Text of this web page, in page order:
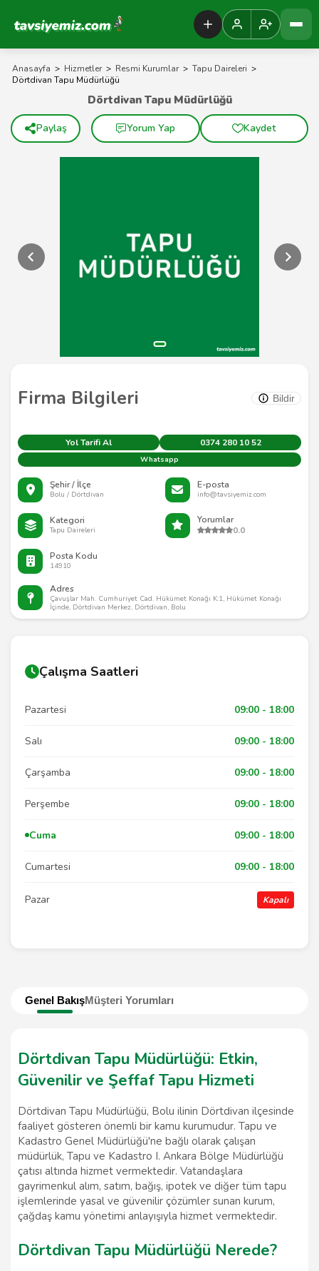
Tavsiyemiz Anasayfa
Anasayfa > Hizmetler > Resmi Kurumlar > Tapu Daireleri >
Dörtdivan Tapu Müdürlüğü
Firma Bilgileri Bildir
Yol Tarifi Al 0374 280 10 52
Whatsapp
Şehir / İlçe
Bolu / Dörtdivan
E-posta
info@tavsiyemiz.com
Kategori
Tapu Daireleri
Yorumlar
0.0
Posta Kodu
14910
Adres
Çavuşlar Mah. Cumhuriyet Cad. Hükümet Konağı K:1, Hükümet Konağı
İçinde, Dörtdivan Merkez, Dörtdivan, Bolu
Dörtdivan Tapu Müdürlüğü
Paylaş Yorum Yap Kaydet
Genel BakışMüşteri Yorumları
Dörtdivan Tapu Müdürlüğü: Etkin,
Güvenilir ve Şeffaf Tapu Hizmeti
Dörtdivan Tapu Müdürlüğü, Bolu ilinin Dörtdivan ilçesinde
faaliyet gösteren önemli bir kamu kurumudur. Tapu ve
Kadastro Genel Müdürlüğü'ne bağlı olarak çalışan
müdürlük, Tapu ve Kadastro I. Ankara Bölge Müdürlüğü
çatısı altında hizmet vermektedir. Vatandaşlara
gayrimenkul alım, satım, bağış, ipotek ve diğer tüm tapu
işlemlerinde yasal ve güvenilir çözümler sunan kurum,
çağdaş kamu yönetimi anlayışıyla hizmet vermektedir.
Dörtdivan Tapu Müdürlüğü Nerede?
Çalışma Saatleri
Pazartesi 09:00 - 18:00
Salı 09:00 - 18:00
Çarşamba 09:00 - 18:00
Perşembe 09:00 - 18:00
Cuma 09:00 - 18:00
Cumartesi 09:00 - 18:00
Pazar Kapalı